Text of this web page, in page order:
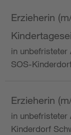
Erzieherin
in unbefristeter
SOS-
Erzieherin
in unbefristeter
Kinderdorf